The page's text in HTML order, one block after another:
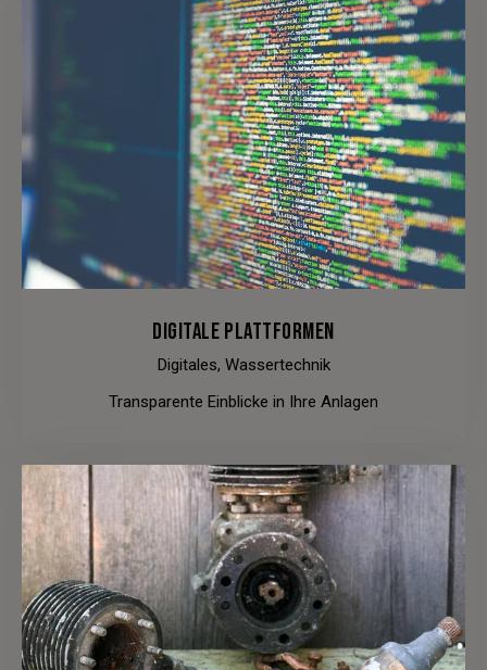
DIGITALE PLATTFORMEN
Digitales, Wassertechnik
Transparente Einblicke in Ihre Anlagen